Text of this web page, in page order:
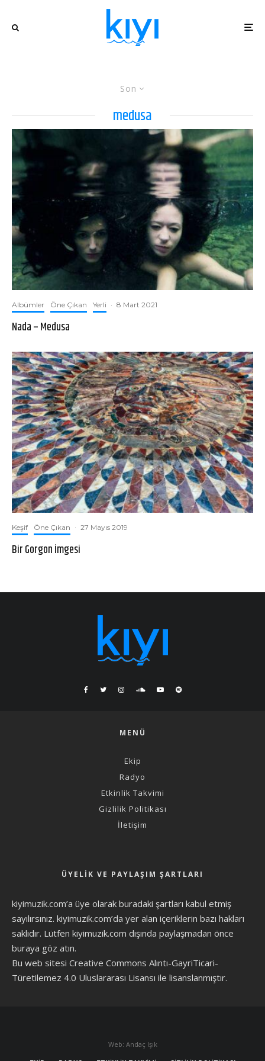
Son
medusa
Albümler Öne Çıkan Yerli · 8 Mart 2021
Nada – Medusa
Keşif Öne Çıkan · 27 Mayıs 2019
Bir Gorgon İmgesi
MENÜ
Ekip
Radyo
Etkinlik Takvimi
Gizlilik Politikası
İletişim
ÜYELIK VE PAYLAŞIM ŞARTLARI
kiyimuzik.com’a üye olarak buradaki şartları kabul etmiş
sayılırsınız. kiyimuzik.com’da yer alan içeriklerin bazı hakları
saklıdır. Lütfen kiyimuzik.com dışında paylaşmadan önce
buraya göz atın.
Bu web sitesi Creative Commons Alıntı-GayriTicari-
Türetilemez 4.0 Uluslararası Lisansı ile lisanslanmıştır.
Web: Andaç Işık